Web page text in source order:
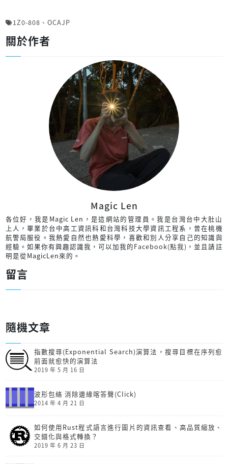
1Z0-808 、 OCAJP
關於作者
Magic Len
各位好，我是Magic Len，是這網站的管理員。我是台灣台中大肚山
上人，畢業於台中高工資訊科和台灣科技大學資訊工程系，曾在桃機
航警局服役。我熱愛自然也熱愛科學，喜歡和別人分享自己的知識與
經驗。如果你有興趣認識我，可以加我的Facebook(點我) ，並且請註
明是從MagicLen來的。
留言
隨機文章
指數搜尋(Exponential Search)演算法，搜尋目標在序列愈
前面就愈快的演算法
2019 年 5 月 16 日
波形包絡 消除邊緣喀答聲(Click)
2014 年 4 月 21 日
如何使用Rust程式語言進行圖片的資訊查看、高品質縮放、
交錯化與格式轉換？
2019 年 6 月 23 日